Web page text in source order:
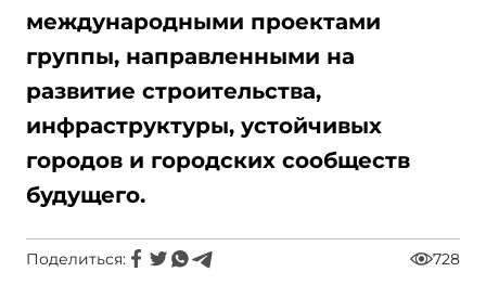
международными проектами
группы, направленными на
развитие строительства,
инфраструктуры, устойчивых
городов и городских сообществ
будущего.
Поделиться: 728